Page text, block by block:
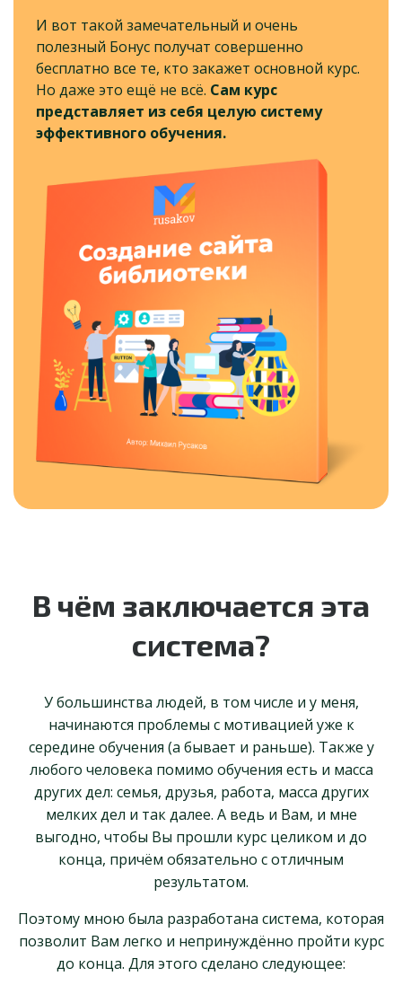
И вот такой замечательный и очень
полезный Бонус получат совершенно
бесплатно все те, кто закажет основной курс.
Но даже это ещё не всё. Сам курс
представляет из себя целую систему
эффективного обучения.
В чём заключается эта
система?
У большинства людей, в том числе и у меня,
начинаются проблемы с мотивацией уже к
середине обучения (а бывает и раньше). Также у
любого человека помимо обучения есть и масса
других дел: семья, друзья, работа, масса других
мелких дел и так далее. А ведь и Вам, и мне
выгодно, чтобы Вы прошли курс целиком и до
конца, причём обязательно с отличным
результатом.
Поэтому мною была разработана система, которая
позволит Вам легко и непринуждённо пройти курс
до конца. Для этого сделано следующее: